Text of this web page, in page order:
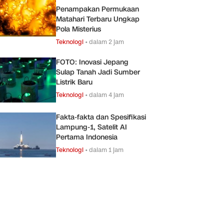
Penampakan Permukaan
Matahari Terbaru Ungkap
Pola Misterius
Teknologi •dalam 2 jam
FOTO: Inovasi Jepang
Sulap Tanah Jadi Sumber
Listrik Baru
Teknologi •dalam 4 jam
Fakta-fakta dan Spesifikasi
Lampung-1, Satelit AI
Pertama Indonesia
Teknologi •dalam 1 jam